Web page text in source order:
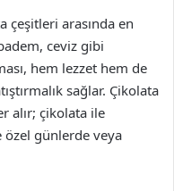
çeşitleri arasında en
ceviz gibi
hem lezzet hem de
sağlar. Çikolata
alır; çikolata ile
özel günlerde veya